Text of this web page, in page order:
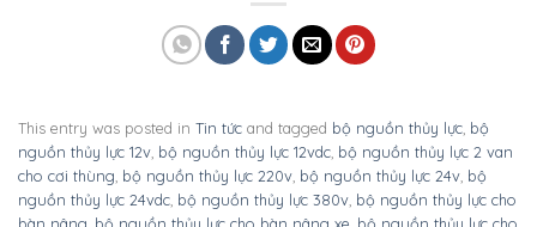
This entry was posted in Tin tức and tagged bộ nguồn thủy lực, bộ
nguồn thủy lực 12v, bộ nguồn thủy lực 12vdc, bộ nguồn thủy lực 2 van
cho cơi thùng, bộ nguồn thủy lực 220v, bộ nguồn thủy lực 24v, bộ
nguồn thủy lực 24vdc, bộ nguồn thủy lực 380v, bộ nguồn thủy lực cho